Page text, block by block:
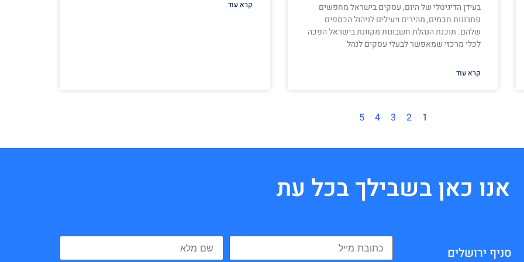
בעידן הדיגיטלי של היום, עסקים בישראל מחפשים
פתרונות חכמים, מהירים ויעילים לניהול הכספים
שלהם. תוכנת הנהלת חשבונות מקוונת בישראל הפכה
לכלי מרכזי שמאפשר לבעלי עסקים לנהל
קרא עוד
קרא עוד
1
2
3
4
5
אנו כאן בשבילך בכל עת
סניף ירושלים